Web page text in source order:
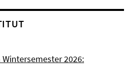
2026: